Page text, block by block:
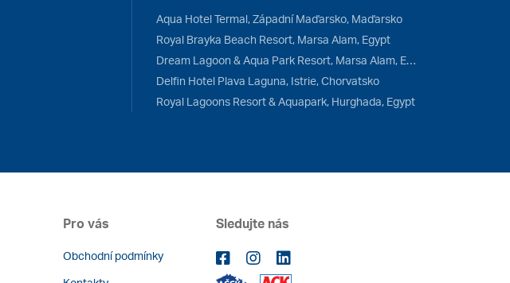
Aqua Hotel Termal, Západní Maďarsko, Maďarsko
Royal Brayka Beach Resort, Marsa Alam, Egypt
Dream Lagoon & Aqua Park Resort, Marsa Alam, Egypt
Delfin Hotel Plava Laguna, Istrie, Chorvatsko
Royal Lagoons Resort & Aquapark, Hurghada, Egypt
Pro vás
Obchodní podmínky
Sledujte nás